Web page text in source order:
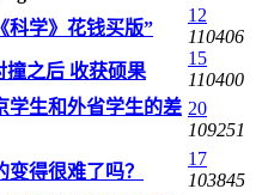
科学》花钱买版”
12
110406
撞之后 收获硕果
15
110400
学生和外省学生的差 20
109251
得很难了吗？
17
103845